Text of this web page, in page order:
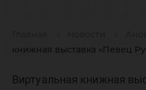
книжная выставка «Певец
Виртуальная книжная